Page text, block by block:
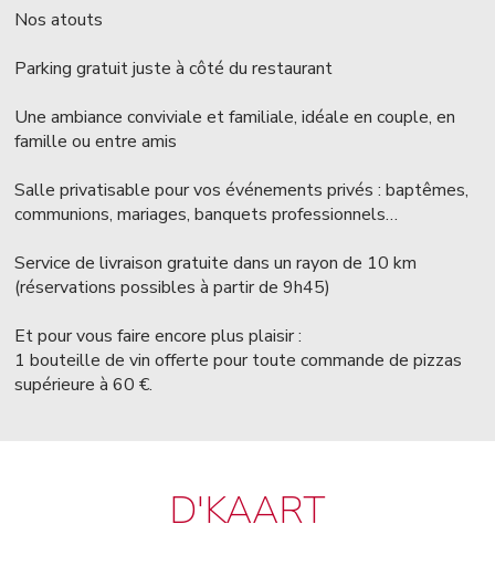
Nos atouts
Parking gratuit juste à côté du restaurant
Une ambiance conviviale et familiale, idéale en couple, en
famille ou entre amis
Salle privatisable pour vos événements privés : baptêmes,
communions, mariages, banquets professionnels…
Service de livraison gratuite dans un rayon de 10 km
(réservations possibles à partir de 9h45)
Et pour vous faire encore plus plaisir :
1 bouteille de vin offerte pour toute commande de pizzas
supérieure à 60 €.
D'KAART